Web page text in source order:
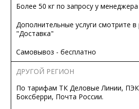
Более 50 кг по запросу у менеджера
Дополнительные услуги смотрите в
"Доставка"
Самовывоз - бесплатно
ДРУГОЙ РЕГИОН
По тарифам ТК Деловые Линии,
Боксберри, Почта России.